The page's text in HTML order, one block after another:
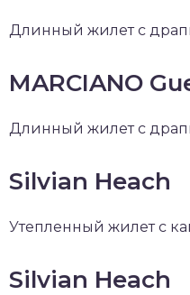
Длинный жилет с
MARCIANO
Длинный жилет с
Silvian Heach
Утепленный жилет с
Silvian Heach